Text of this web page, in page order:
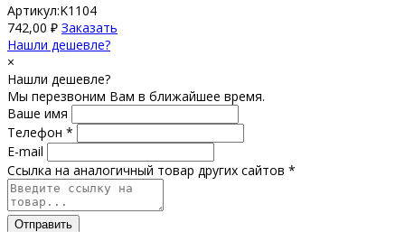
Артикул:K1104
742,00 ₽ Заказать
Нашли дешевле?
×
Нашли дешевле?
Мы перезвоним Вам в ближайшее время.
Ваше имя
Телефон *
E-mail
Ссылка на аналогичный товар других сайтов *
Отправить